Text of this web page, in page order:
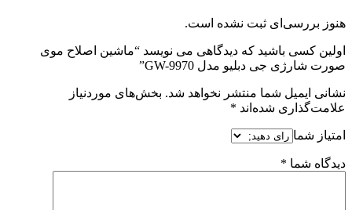
هنوز بررسی‌ای ثبت نشده است.
اولین کسی باشید که دیدگاهی می نویسد “ماشین اصلاح موی
صورت شارژی جی دبلیو مدل GW-9970”
نشانی ایمیل شما منتشر نخواهد شد. بخش‌های موردنیاز
علامت‌گذاری شده‌اند *
امتیاز شما
دیدگاه شما *